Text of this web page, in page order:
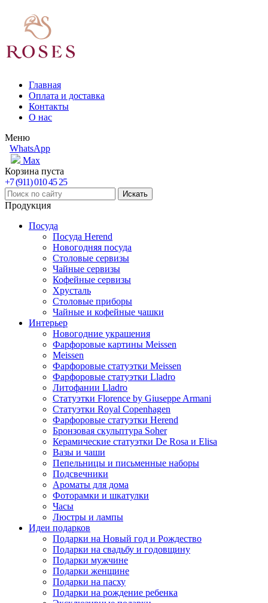
Главная
Оплата и доставка
Контакты
О нас
Меню
WhatsApp
Max
Корзина пуста
+7 (911) 010 45 25
Продукция
Посуда
Посуда Herend
Новогодняя посуда
Столовые сервизы
Чайные сервизы
Кофейные сервизы
Хрусталь
Столовые приборы
Чайные и кофейные чашки
Интерьер
Новогодние украшения
Фарфоровые картины Meissen
Meissen
Фарфоровые статуэтки Meissen
Фарфоровые статуэтки Lladro
Литофании Lladro
Статуэтки Florence by Giuseppe Armani
Статуэтки Royal Copenhagen
Фарфоровые статуэтки Herend
Бронзовая скульптура Soher
Керамические статуэтки De Rosa и Elisa
Вазы и чаши
Пепельницы и письменные наборы
Подсвечники
Ароматы для дома
Фоторамки и шкатулки
Часы
Люстры и лампы
Идеи подарков
Подарки на Новый год и Рождество
Подарки на свадьбу и годовщину
Подарки мужчине
Подарки женщине
Подарки на пасху
Подарки на рождение ребенка